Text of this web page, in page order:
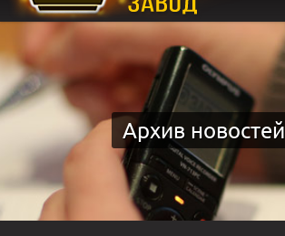
Архив новостей